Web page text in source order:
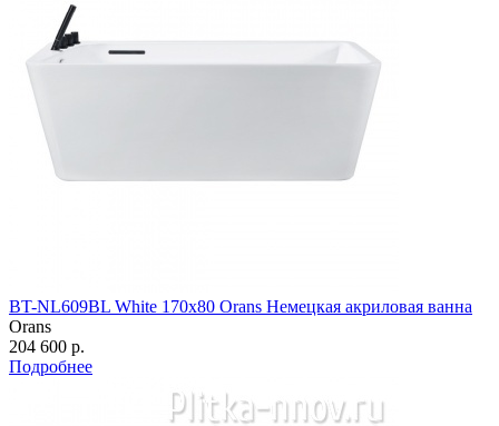
BT-NL609BL White 170х80 Orans Немецкая акриловая ванна
Orans
204 600 р.
Подробнее